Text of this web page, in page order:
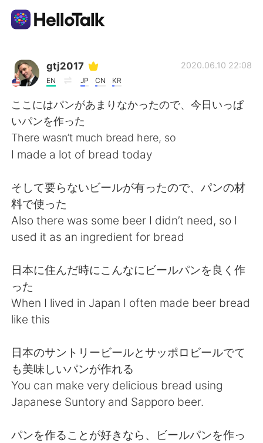
Language Exchange App
English
Español
Français Deutsch
日本語 한국어
Русский ไทย
Indonesia
Türkçe Tiếng Việt
Português
gtj2017
EN JP CN KR
2020.06.10 22:08
ここにはパンがあまりなかったので、今日いっぱ
いパンを作った
There wasn’t much bread here, so
I made a lot of bread today
そして要らないビールが有ったので、パンの材
料で使った
Also there was some beer I didn’t need, so I
used it as an ingredient for bread
日本に住んだ時にこんなにビールパンを良く作
った
When I lived in Japan I often made beer bread
like this
日本のサントリービールとサッポロビールでて
も美味しいパンが作れる
You can make very delicious bread using
Japanese Suntory and Sapporo beer.
パンを作ることが好きなら、ビールパンを作っ